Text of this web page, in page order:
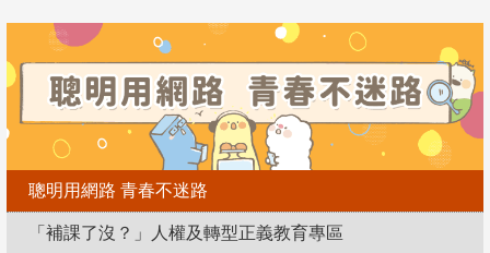
聰明用網路 青春不迷路
「補課了沒？」人權及轉型正義教育專區